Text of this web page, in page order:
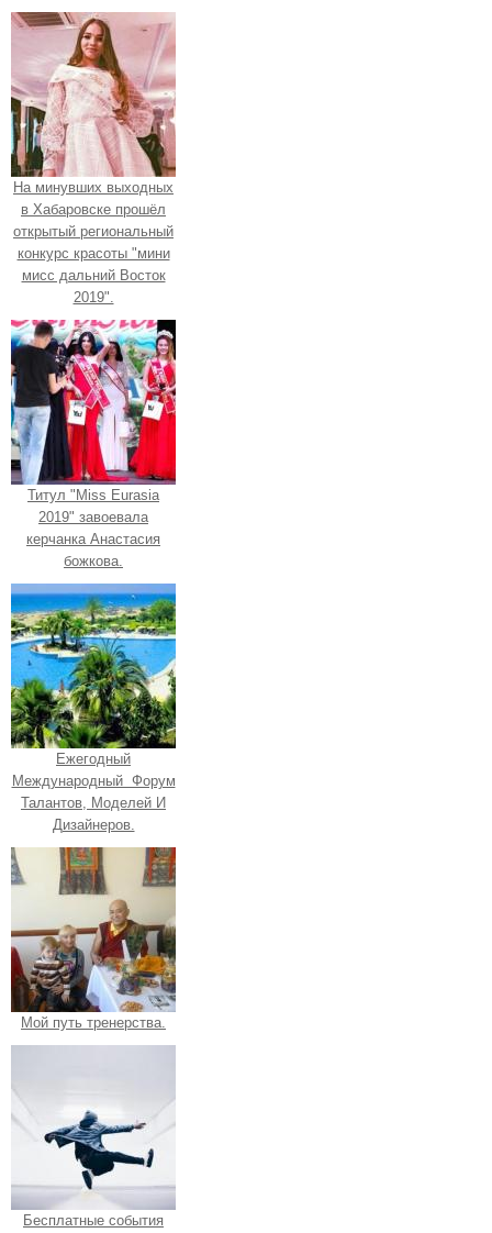
На минувших выходных
в Хабаровске прошёл
открытый региональный
конкурс красоты "мини
мисс дальний Восток
2019".
Титул "Miss Eurasia
2019" завоевала
керчанка Анастасия
божкова.
Ежегодный
Международный Форум
Талантов, Моделей И
Дизайнеров.
Мой путь тренерства.
Бесплатные события